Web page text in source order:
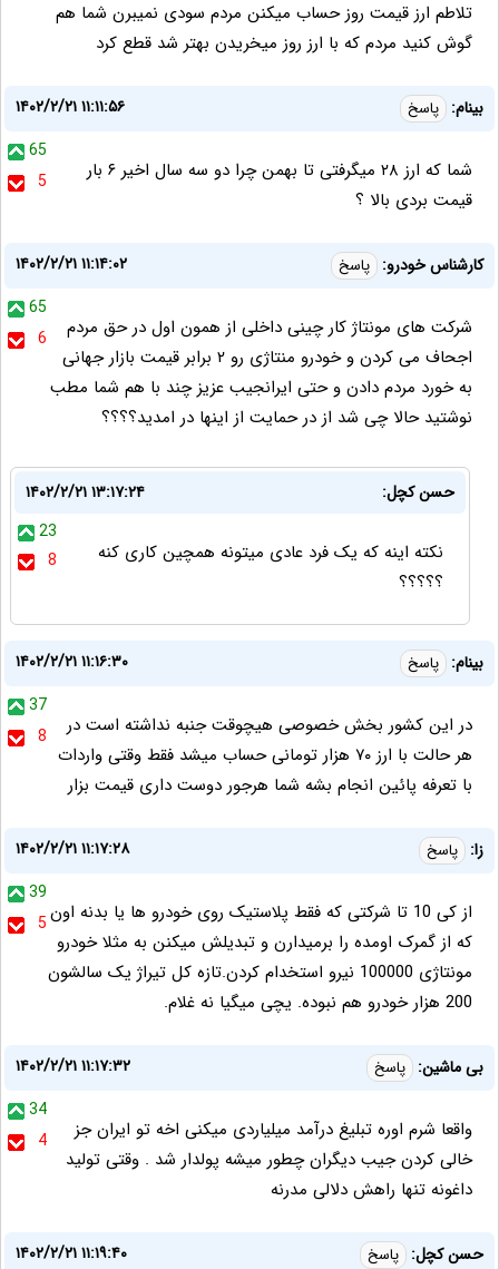
تلاطم ارز قیمت روز حساب میکنن مردم سودی نمیبرن شما هم
گوش کنید مردم که با ارز روز میخریدن بهتر شد قطع کرد
بینام: پاسخ
۱۴۰۲/۲/۲۱ ۱۱:۱۱:۵۶
65
5
شما که ارز ۲۸ میگرفتی تا بهمن چرا دو سه سال اخیر ۶ بار
قیمت بردی بالا ؟
کارشناس خودرو: پاسخ
۱۴۰۲/۲/۲۱ ۱۱:۱۴:۰۲
65
6
شرکت های مونتاژ کار چینی داخلی از همون اول در حق مردم
اجحاف می کردن و خودرو منتاژی رو ۲ برابر قیمت بازار جهانی
به خورد مردم دادن و حتی ایرانجیب عزیز چند با هم شما مطب
نوشتید حالا چی شد از در حمایت از اینها در امدید؟؟؟؟
حسن کچل:
۱۴۰۲/۲/۲۱ ۱۳:۱۷:۲۴
23
8
نکته اینه که یک فرد عادی میتونه همچین کاری کنه
؟؟؟؟؟
بینام: پاسخ
۱۴۰۲/۲/۲۱ ۱۱:۱۶:۳۰
37
8
در این کشور بخش خصوصی هیچوقت جنبه نداشته است در
هر حالت با ارز ۷۰ هزار تومانی حساب میشد فقط وقتی واردات
با تعرفه پائین انجام بشه شما هرجور دوست داری قیمت بزار
زا: پاسخ
۱۴۰۲/۲/۲۱ ۱۱:۱۷:۲۸
39
5از کی 10 تا شرکتی که فقط پلاستیک روی خودرو ها یا بدنه اون
که از گمرک اومده را برمیدارن و تبدیلش میکنن به مثلا خودرو
مونتاژی 100000 نیرو استخدام کردن.تازه کل تیراژ یک سالشون
200 هزار خودرو هم نبوده. یچی میگیا نه غلام.
بی ماشین: پاسخ
۱۴۰۲/۲/۲۱ ۱۱:۱۷:۳۲
34
4
واقعا شرم اوره تبلیغ درآمد میلیاردی میکنی ‌اخه تو ایران جز
خالی کردن جیب دیگران چطور میشه پولدار شد . وقتی تولید
داغونه تنها راهش دلالی مدرنه
حسن کچل: پاسخ
۱۴۰۲/۲/۲۱ ۱۱:۱۹:۴۰